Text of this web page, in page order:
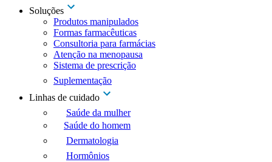
Soluções
Produtos manipulados
Formas farmacêuticas
Consultoria para farmácias
Atenção na menopausa
Sistema de prescrição
Suplementação
Linhas de cuidado
Saúde da mulher
Saúde do homem
Dermatologia
Hormônios